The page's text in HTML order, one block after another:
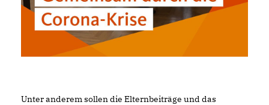
Unter anderem sollen die Elternbeiträge und das